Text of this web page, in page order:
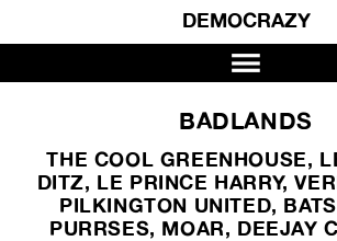
DEMOCRAZY
BADLANDS
THE COOL GREENHOUSE,
DITZ, LE PRINCE HARRY,
PILKINGTON UNITED,
PURRSES, MOAR, DEEJAY